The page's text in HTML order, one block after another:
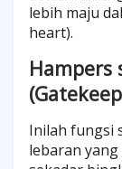
lebih maju
heart).
Hampers
Inilah fungsi
lebaran